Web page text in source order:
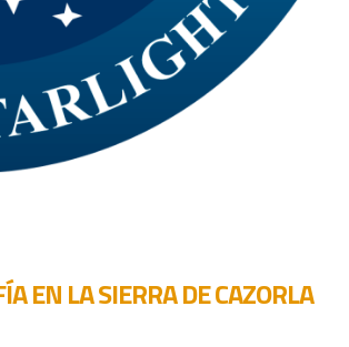
EN LA SIERRA DE CAZORLA